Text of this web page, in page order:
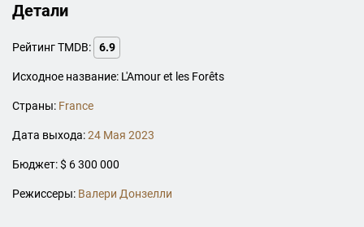
Детали
Рейтинг TMDB: 6.9
Исходное название: L'Amour et les Forêts
Страны: France
Дата выхода:24 Мая 2023
Бюджет: $ 6 300 000
Режиссеры: Валери Донзелли